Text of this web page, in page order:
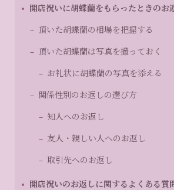
開店祝いに胡蝶蘭をもらったときのお
頂いた胡蝶蘭の相場を把握する
頂いた胡蝶蘭は写真を撮っておく
お礼状に胡蝶蘭の写真を添える
関係性別のお返しの選び方
知人へのお返し
友人・親しい人へのお返し
取引先へのお返し
開店祝いのお返しに関するよくある質